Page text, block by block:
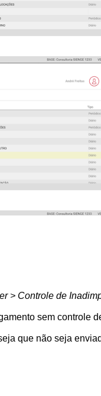
> Controle de
sem controle
que não seja